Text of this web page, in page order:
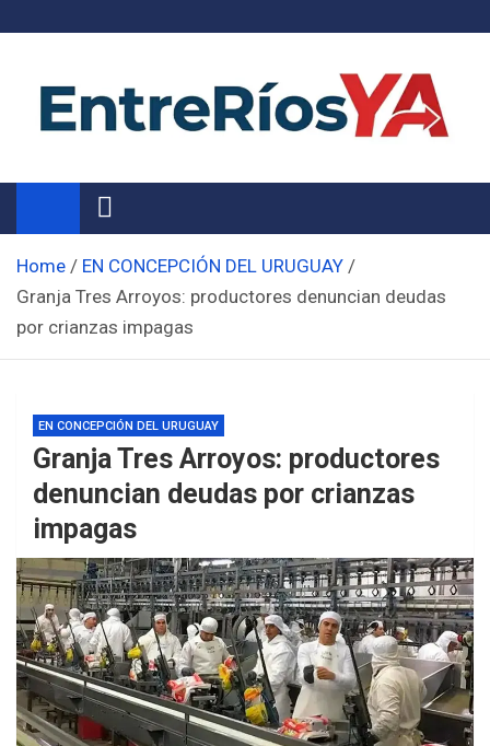
Noticias de Entre Ríos
Información de toda la provincia ahora
Home
EN CONCEPCIÓN DEL URUGUAY
Granja Tres Arroyos: productores denuncian deudas
por crianzas impagas
EN CONCEPCIÓN DEL URUGUAY
Granja Tres Arroyos: productores
denuncian deudas por crianzas
impagas